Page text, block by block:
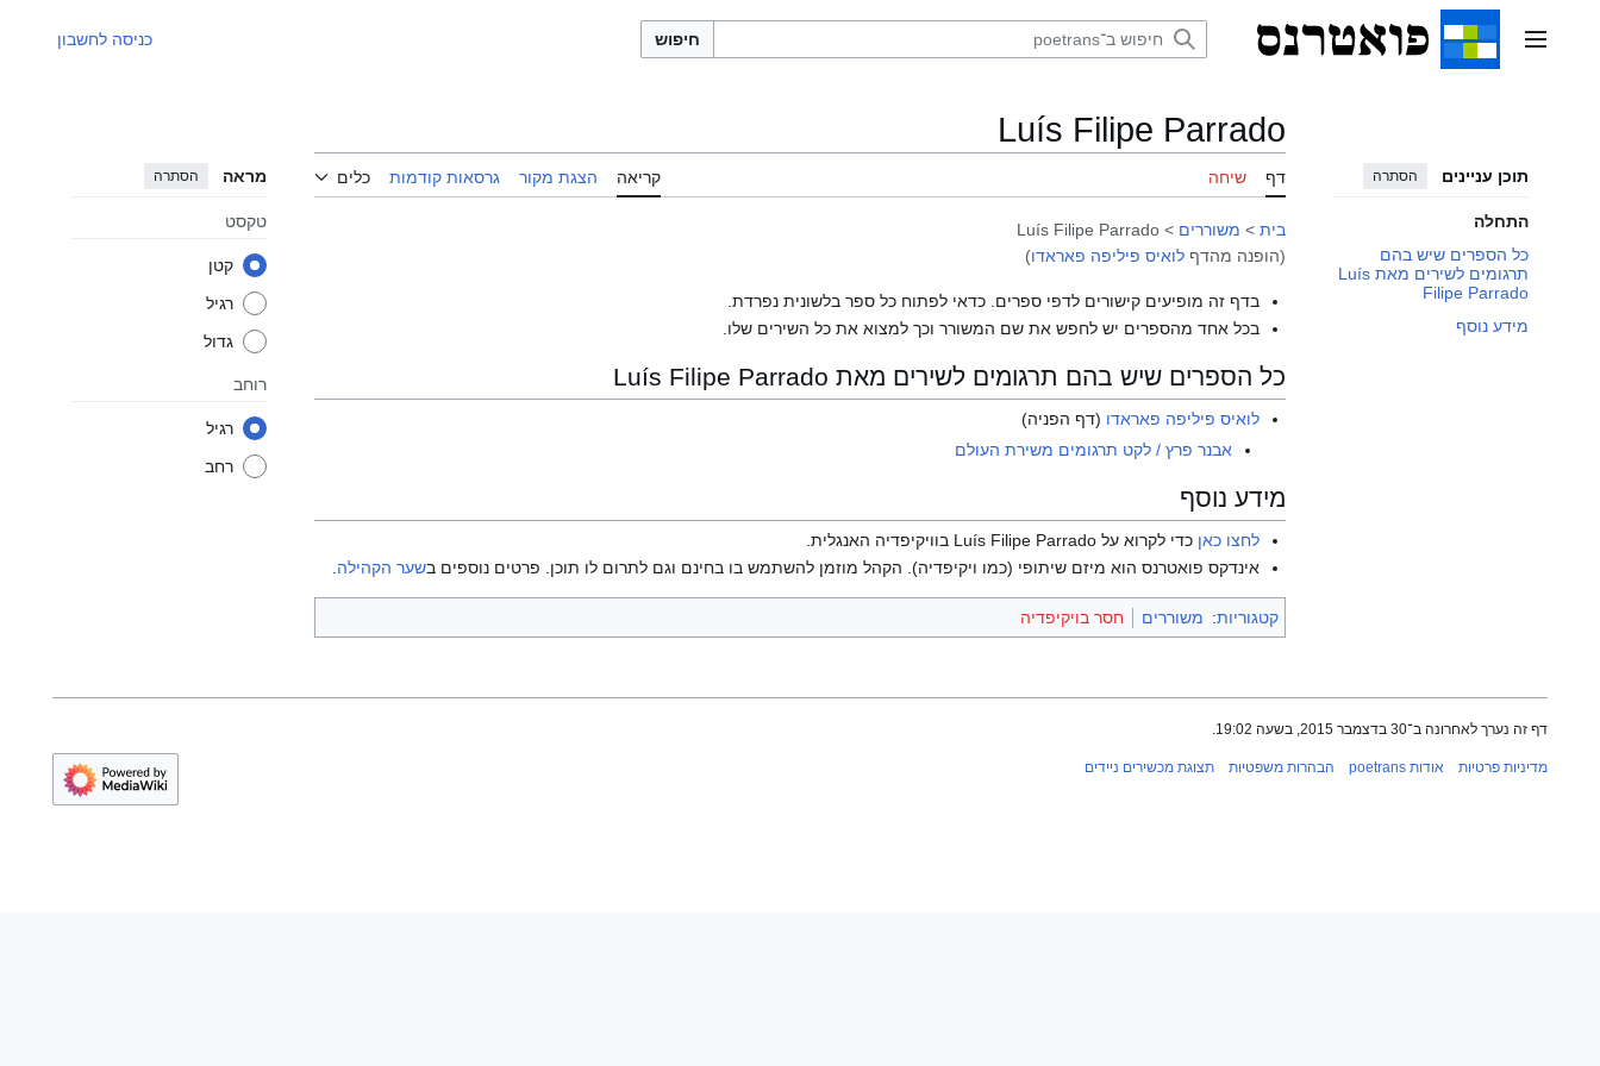
תפריט ראשי חיפוש כניסה לחשבון
תוכן עניינים הסתרה
התחלה
כל הספרים שיש בהם
תרגומים לשירים מאת Luís
Filipe Parrado
מידע נוסף
Luís Filipe Parrado
דף שיחה קריאה הצגת מקור גרסאות קודמות כלים מראה הסתרה
טקסט
קטן
רגיל
גדול
רוחב
רגיל
רחב
בית > משוררים >
Luís Filipe Parrado
(הופנה מהדף לואיס פיליפה פאראדו)
בדף זה מופיעים קישורים לדפי ספרים. כדאי לפתוח כל ספר בלשונית נפרדת.
בכל אחד מהספרים יש לחפש את שם המשורר וכך למצוא את כל השירים שלו.
כל הספרים שיש בהם תרגומים לשירים מאת Luís Filipe Parrado
לואיס פיליפה פאראדו (דף הפניה)
אבנר פרץ / לקט תרגומים משירת העולם
מידע נוסף
לחצו כאן כדי לקרוא על Luís Filipe Parrado בוויקיפדיה האנגלית.
אינדקס פואטרנס הוא מיזם שיתופי (כמו ויקיפדיה). הקהל מוזמן להשתמש בו בחינם וגם לתרום לו תוכן. פרטים נוספים בשער הקהילה
קטגוריות: משוררים חסר בויקיפדיה
דף זה נערך לאחרונה ב־30 בדצמבר 2015, בשעה 19:02.
מדיניות פרטיות אודות poetrans הבהרות משפטיות תצוגת מכשירים ניידים